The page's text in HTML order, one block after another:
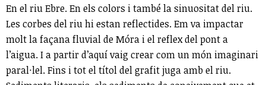
En el riu Ebre. En els colors i també la sinuositat del riu.
Les corbes del riu hi estan reflectides. Em va impactar
molt la façana fluvial de Móra i el reflex del pont a
l’aigua. I a partir d’aquí vaig crear com un món imaginari
paral·lel. Fins i tot el títol del grafit juga amb el riu.